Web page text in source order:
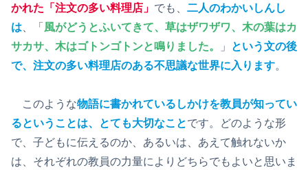
かれた「注文の多い料理店」 でも、 二人のわかいしんし
は 、「 風がどうとふいてきて、草はザワザワ、木の葉はカ
サカサ、木はゴトンゴトンと鳴りました。
」
という文の後
で、注文の多い料理店のある不思議な世界に入ります。
このような物語に書かれているしかけを教員が知ってい
るということは、とても大切なことです。どのような形
で、子どもに伝えるのか、あるいは、あえて触れないか
は、それぞれの教員の力量によりどちらでもよいと思いま